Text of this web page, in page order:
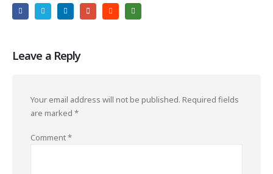
Leave a Reply
Your email address will not be published. Required fields
are marked *
Comment*